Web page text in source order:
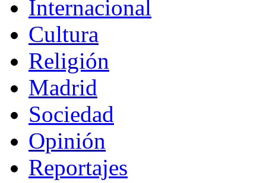
Internacional
Cultura
Religión
Madrid
Sociedad
Opinión
Reportajes